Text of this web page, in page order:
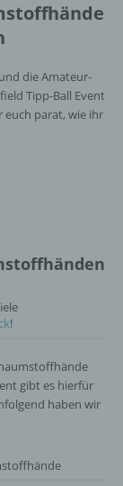
die Amateur-
Tipp-Ball Event
euch parat, wie ihr
!
gibt es hierfür
haben wir